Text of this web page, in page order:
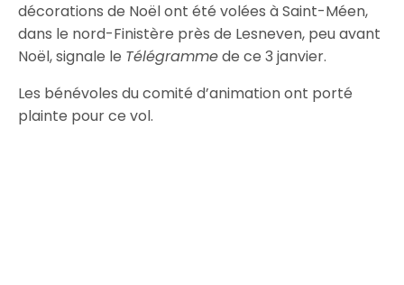
décorations de Noël ont été volées à Saint-Méen,
dans le nord-Finistère près de Lesneven, peu avant
Noël, signale le Télégrammede ce 3 janvier.
Les bénévoles du comité d’animation ont porté
plainte pour ce vol.